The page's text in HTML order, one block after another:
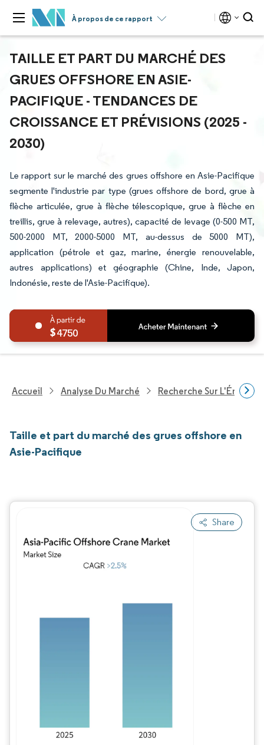
À propos de ce rapport
TAILLE ET PART DU MARCHÉ DES
GRUES OFFSHORE EN ASIE-
PACIFIQUE - TENDANCES DE
CROISSANCE ET PRÉVISIONS (2025 -
2030)
Le rapport sur le marché des grues offshore en Asie-Pacifique
segmente l'industrie par type (grues offshore de bord, grue à
flèche articulée, grue à flèche télescopique, grue à flèche en
treillis, grue à relevage, autres), capacité de levage (0-500 MT,
500-2000 MT, 2000-5000 MT, au-dessus de 5000 MT),
application (pétrole et gaz, marine, énergie renouvelable,
autres applications) et géographie (Chine, Inde, Japon,
Indonésie, reste de l'Asie-Pacifique).
4750
Accueil Analyse Du Marché Recherche Sur
Taille et part du marché des grues offshore en
Asie-Pacifique
Share